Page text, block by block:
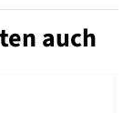
zugrunde:
auch